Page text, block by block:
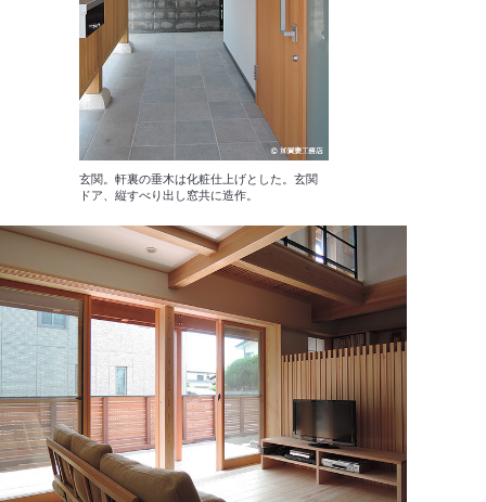
玄関。軒裏の垂木は化粧仕上げとした。玄関
ドア、縦すべり出し窓共に造作。